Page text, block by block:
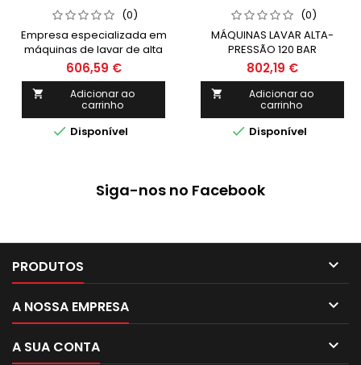
(0)
Empresa especializada em
máquinas de lavar de alta
pressão, a Kränzle
apresenta equipamentos
de alta qualidade e
fiabilidade no mercado.
Fundada em 1974 na
Alemanha por Josef
606,59 €

Adicionar ao
carrinho
 Disponível
(0)
MÁQUINAS LAVAR ALTA-
PRESSÃO 120 BAR
Acessórios incluídos:
mangueira de alta pressão
10mt com malha de aço /
Pistola de desconexão de
segurança / Lança com
bocal turbo-jet com tubo
802,19 €

Adicionar ao
carrinho
 Disponível
Siga-nos no Facebook
PRODUTOS 
A NOSSA EMPRESA 
A SUA CONTA 